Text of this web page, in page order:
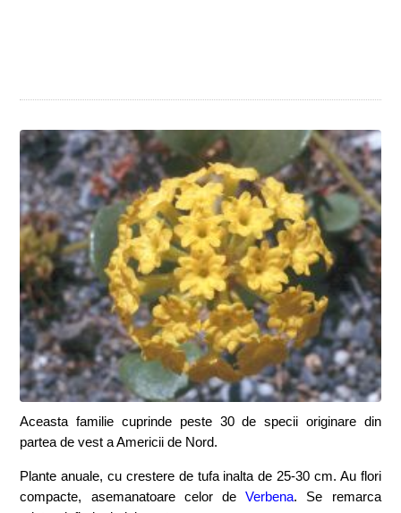
Aceasta familie cuprinde peste 30 de specii originare din
partea de vest a Americii de Nord.
Plante anuale, cu crestere de tufa inalta de 25-30 cm. Au flori
compacte, asemanatoare celor deVerbena. Se remarca